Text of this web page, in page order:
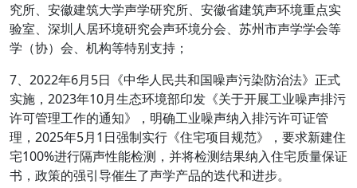
究所、安徽建筑大学声学研究所、安徽省建筑声环境重点实
验室、深圳人居环境研究会声环境分会、苏州市声学学会等
学（协）会、机构等特别支持；
7、2022年6月5日《中华人民共和国噪声污染防治法》正式
实施，2023年10月生态环境部印发《关于开展工业噪声排污
许可管理工作的通知》，明确工业噪声纳入排污许可证管
理，2025年5月1日强制实行《住宅项目规范》，要求新建住
宅100%进行隔声性能检测，并将检测结果纳入住宅质量保证
书，政策的强引导催生了声学产品的迭代和进步。